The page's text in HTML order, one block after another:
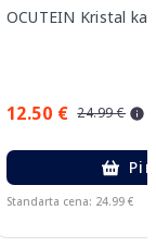
OCUTEIN Kristal
12.50 € 24.99 €
Standarta cena: 24.99 €